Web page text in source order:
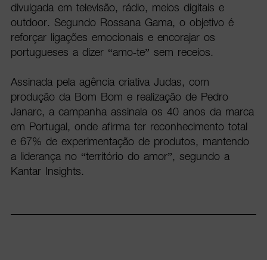
divulgada em televisão, rádio, meios digitais e
outdoor. Segundo Rossana Gama, o objetivo é
reforçar ligações emocionais e encorajar os
portugueses a dizer “amo-te” sem receios.
Assinada pela agência criativa Judas, com
produção da Bom Bom e realização de Pedro
Janarc, a campanha assinala os 40 anos da marca
em Portugal, onde afirma ter reconhecimento total
e 67% de experimentação de produtos, mantendo
a liderança no “território do amor”, segundo a
Kantar Insights.